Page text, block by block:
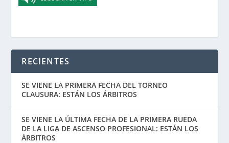
RECIENTES
SE VIENE LA PRIMERA FECHA DEL TORNEO
CLAUSURA: ESTÁN LOS ÁRBITROS
SE VIENE LA ÚLTIMA FECHA DE LA PRIMERA RUEDA
DE LA LIGA DE ASCENSO PROFESIONAL: ESTÁN LOS
ÁRBITROS